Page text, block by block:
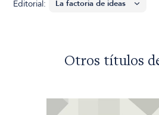
Editorial:
Otros títulos